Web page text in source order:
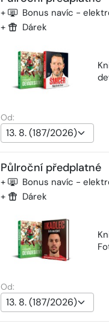
+ Bonus navíc -
+ Dárek
Od:
Půlroční předplatné
+ Bonus navíc -
+ Dárek
Od: